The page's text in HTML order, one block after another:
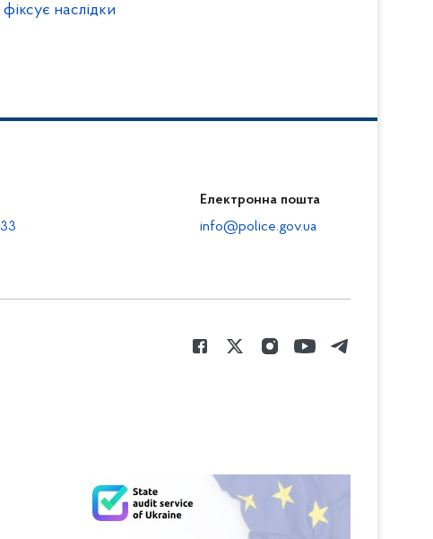
наслідки
Електронна пошта
info@police.gov.ua